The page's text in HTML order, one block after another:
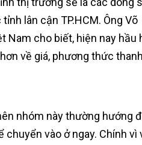
lân cận TP.HCM. Ông Võ
Nam cho biết, hiện nay hầu
về giá, phương thức
nhóm này thường hướng
vào ở ngay. Chính vì